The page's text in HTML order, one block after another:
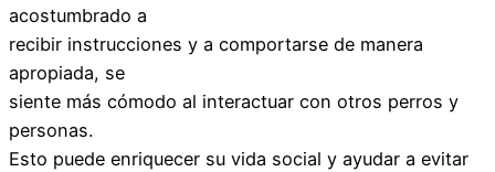
acostumbrado a
recibir instrucciones y a comportarse de manera
apropiada, se
siente más cómodo al interactuar con otros perros y
personas.
Esto puede enriquecer su vida social y ayudar a evitar